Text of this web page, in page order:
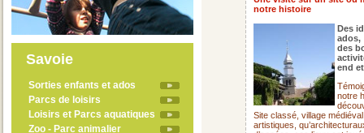
Savoie
Sorties enfants et ados
Parcs de loisirs
Loisirs et Parcs aquatiques
Zoo - Parc animalier
notre histoire
Des
ados,
des
end
notre
Site classé, village
artistiques,